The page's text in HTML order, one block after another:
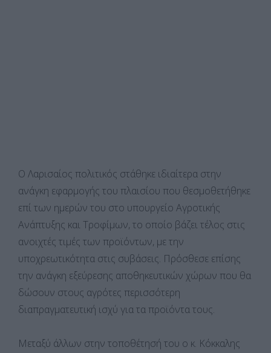
Ο Λαρισαίος πολιτικός στάθηκε ιδιαίτερα στην
ανάγκη εφαρμογής του πλαισίου που θεσμοθετήθηκε
επί των ημερών του στο υπουργείο Αγροτικής
Ανάπτυξης και Τροφίμων, το οποίο βάζει τέλος στις
ανοιχτές τιμές των προϊόντων, με την
υποχρεωτικότητα στις συβάσεις. Πρόσθεσε επίσης
την ανάγκη εξεύρεσης αποθηκευτικών χώρων που θα
δώσουν στους αγρότες περισσότερη
διαπραγματευτική ισχύ για τα προϊόντα τους.
Μεταξύ άλλων στην τοποθέτησή του ο κ. Κόκκαλης